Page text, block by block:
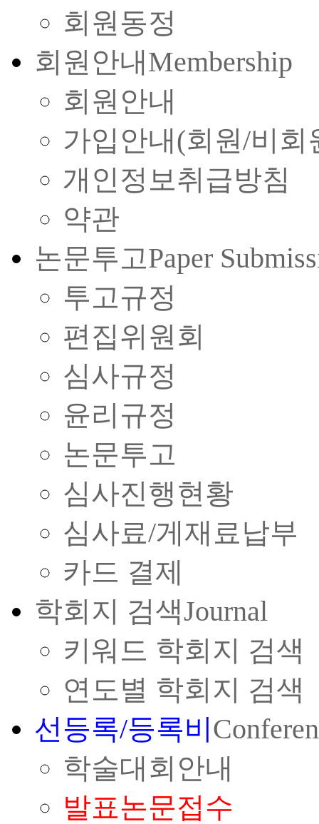
회원동정
회원안내Membership
회원안내
가입안내(회원/비회
개인정보취급방침
약관
논문투고Paper
투고규정
편집위원회
심사규정
윤리규정
논문투고
심사진행현황
심사료/게재료납부
카드 결제
학회지 검색Journal
키워드 학회지 검색
연도별 학회지 검색
선등록/등록비
학술대회안내
발표논문접수